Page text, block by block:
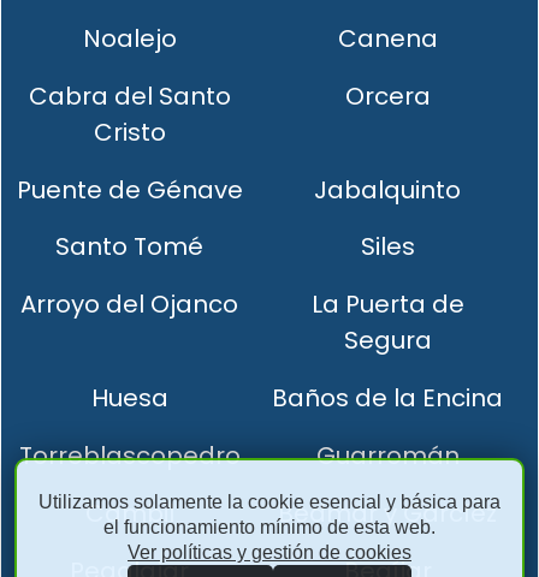
Noalejo
Canena
Cabra del Santo
Cristo
Orcera
Puente de Génave
Jabalquinto
Santo Tomé
Siles
Arroyo del Ojanco
La Puerta de
Segura
Huesa
Baños de la Encina
Torreblascopedro
Guarromán
Cambil
Bedmar y Garcíez
Utilizamos solamente la cookie esencial y básica para
el funcionamiento mínimo de esta web.
Ver políticas y gestión de cookies